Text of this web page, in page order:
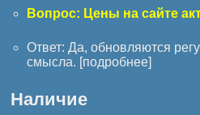
Вопрос: Цены на сайте
Ответ: Да, обновляются
смысла. [ подробнее
Наличие